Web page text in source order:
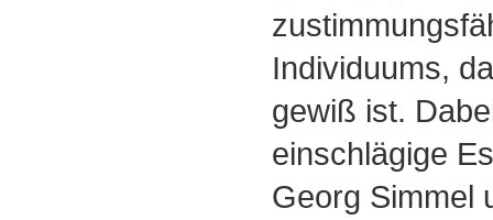
Individuums,
gewiß ist.
einschlägige
Georg Simmel